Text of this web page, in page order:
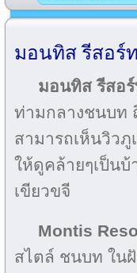
มอนทิส รีสอร์ท
มอนทิส รีสอ
ท่ามกลางชนบท
สามารถเห็นวิว
ให้ดูคล้ายๆเป็น
เขียวขจี
Montis
สไตล์ ชนบท ใน